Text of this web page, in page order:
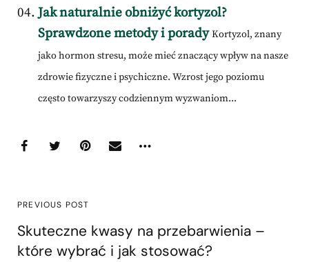
Jak naturalnie obniżyć kortyzol?
Sprawdzone metody i porady Kortyzol, znany
jako hormon stresu, może mieć znaczący wpływ na nasze
zdrowie fizyczne i psychiczne. Wzrost jego poziomu
często towarzyszy codziennym wyzwaniom...
PREVIOUS POST
Skuteczne kwasy na przebarwienia –
które wybrać i jak stosować?